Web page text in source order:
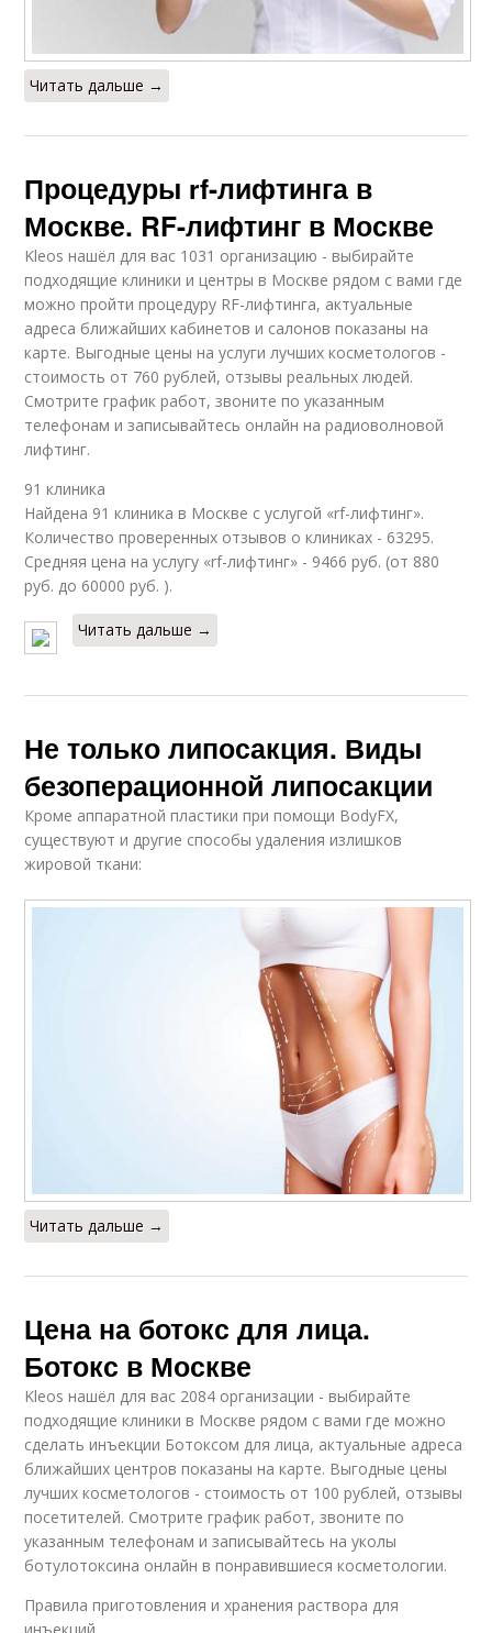
Читать дальше →
Процедуры rf-лифтинга в
Москве. RF-лифтинг в Москве
Kleos нашёл для вас 1031 организацию - выбирайте
подходящие клиники и центры в Москве рядом с вами где
можно пройти процедуру RF-лифтинга, актуальные
адреса ближайших кабинетов и салонов показаны на
карте. Выгодные цены на услуги лучших косметологов -
стоимость от 760 рублей, отзывы реальных людей.
Смотрите график работ, звоните по указанным
телефонам и записывайтесь онлайн на радиоволновой
лифтинг.
91 клиника
Найдена 91 клиника в Москве с услугой «rf-лифтинг».
Количество проверенных отзывов о клиниках - 63295.
Средняя цена на услугу «rf-лифтинг» - 9466 руб. (от 880
руб. до 60000 руб. ).
Читать дальше →
Не только липосакция. Виды
безоперационной липосакции
Кроме аппаратной пластики при помощи BodyFХ,
существуют и другие способы удаления излишков
жировой ткани:
Читать дальше →
Цена на ботокс для лица.
Ботокс в Москве
Kleos нашёл для вас 2084 организации - выбирайте
подходящие клиники в Москве рядом с вами где можно
сделать инъекции Ботоксом для лица, актуальные адреса
ближайших центров показаны на карте. Выгодные цены
лучших косметологов - стоимость от 100 рублей, отзывы
посетителей. Смотрите график работ, звоните по
указанным телефонам и записывайтесь на уколы
ботулотоксина онлайн в понравившиеся косметологии.
Правила приготовления и хранения раствора для